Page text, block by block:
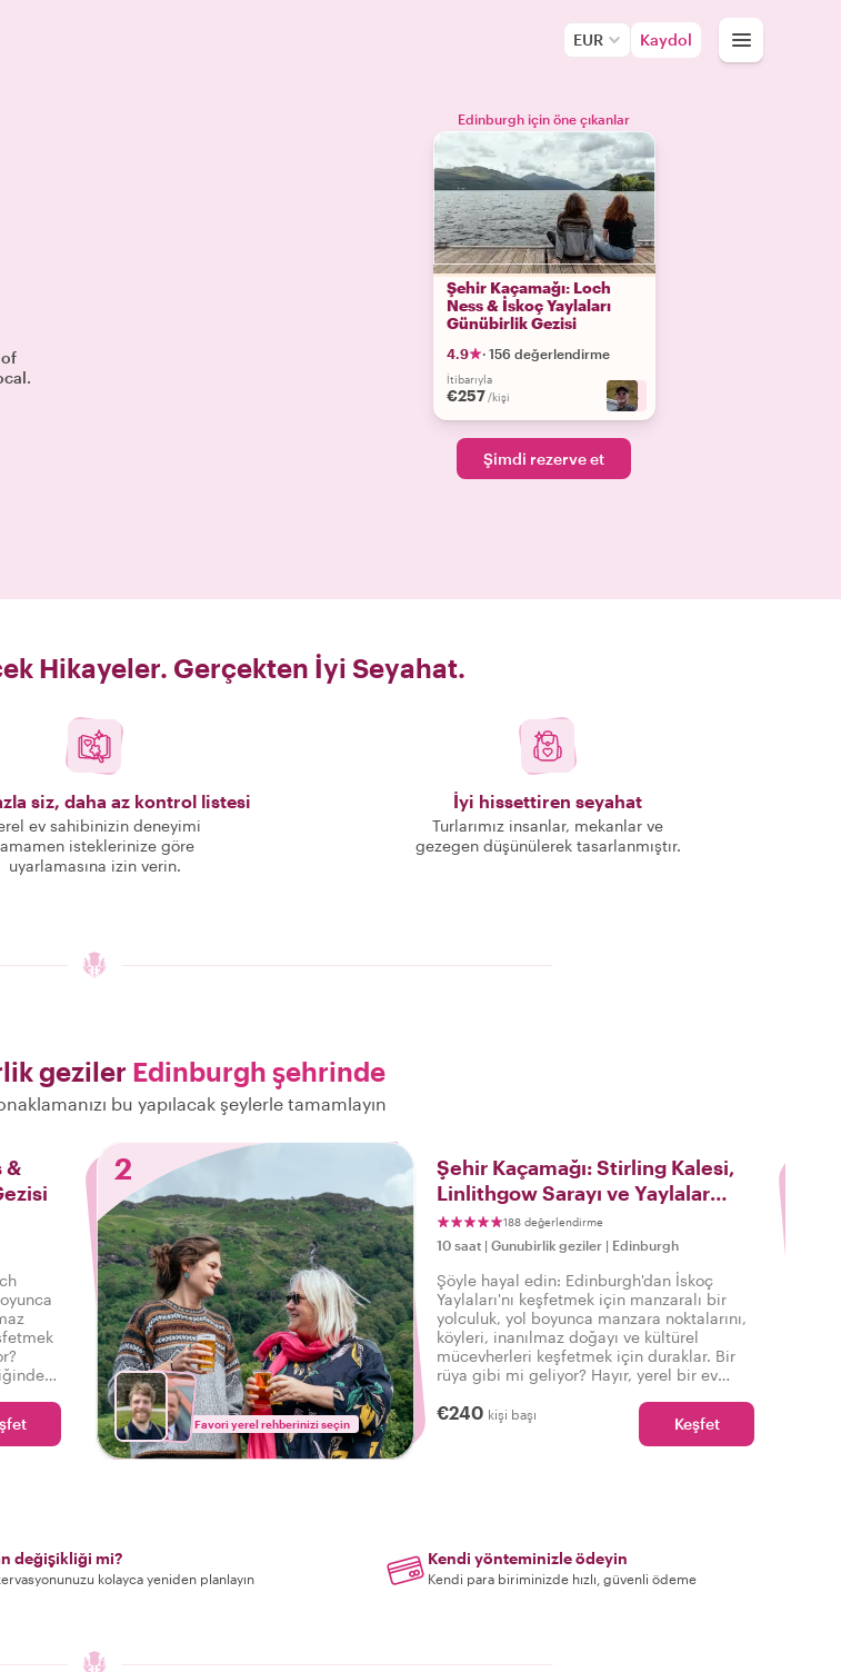
EUR Kaydol
Edinburgh için öne çıkanlar
Şehir Kaçamağı: Loch
Ness & İskoç Yaylaları
Günübirlik Gezisi
4.9 · 156 değerlendirme
İtibarıyla
€257 /kişi +4
Şimdi rezerve et
Hikayeler. Gerçekten İyi Seyahat.
siz, daha az kontrol listesi
ev sahibinizin deneyimi
isteklerinize göre
uyarlamasına izin verin.
İyi hissettiren seyahat
Turlarımız insanlar, mekanlar ve
gezegen düşünülerek tasarlanmıştır.
geziler Edinburgh şehrinde
bu yapılacak şeylerle tamamlayın
&
2
Favori yerel rehberinizi seçin
Şehir Kaçamağı: Stirling Kalesi,
Linlithgow Sarayı ve Yaylalar
Günü Gezisi188 değerlendirme
10 saat | Gunubirlik geziler | Edinburgh
Şöyle hayal edin: Edinburgh'dan İskoç
Yaylaları'nı keşfetmek için manzaralı bir
yolculuk, yol boyunca manzara noktalarını,
köyleri, inanılmaz doğayı ve kültürel
mücevherleri keşfetmek için duraklar. Bir
rüya gibi mi geliyor? Hayır, yerel bir ev
günü gezisiyle mümkün!
€240 kişi başı Keşfet
değişikliği mi?
kolayca yeniden planlayın
Kendi yönteminizle ödeyin
Kendi para biriminizde hızlı, güvenli ödeme